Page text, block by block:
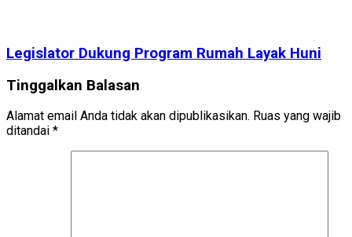
Legislator Dukung Program Rumah Layak Huni
Tinggalkan Balasan
Alamat email Anda tidak akan dipublikasikan. Ruas yang wajib
ditandai *